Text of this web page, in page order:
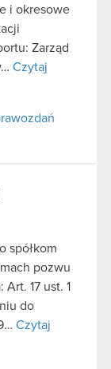
i okresowe
Zarząd
Czytaj
spółkom
pozwu
17 ust. 1
do
Czytaj